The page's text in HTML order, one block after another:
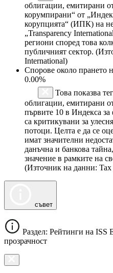
облигации, емитирани
корумпирани“ от
корупцията“ (ИПК) на
„Transparency
региони според това
публичният сектор.
International)
Спорове около прането
0.00%
Това показва
облигации, емитирани
първите 10 в Индекса
са критикувани за
потоци. Целта е да се
имат значителни
данъчна и банкова
значение в рамките на
(Източник на данни:
съвет
Раздел: Рейтинги на ISS
прозрачност